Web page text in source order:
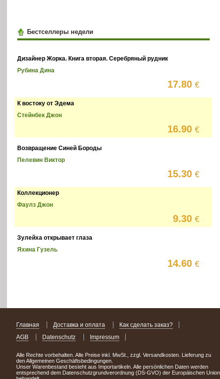
Бестселлеры недели
Дизайнер Жорка. Книга вторая. Серебряный рудник
Рубина Дина
17.80€
К востоку от Эдема
Стейнбек Джон
16.90€
Возвращение Синей Бороды
Пелевин Виктор
15.30€
Коллекционер
Фаулз Джон
9.30€
Зулейха открывает глаза
Яхина Гузель
14.60€
Главная Доставка и оплата
Как сделать заказ?
AGB
Datenschutz Impressum
Alle Rechte vorbehalten. Alle Preise inkl. MwSt., zzgl. Versandkosten. Lieferung zu
den Allgemeinen Geschäftsbedingungen.
Unser Warenbestand besteht aus Importartikeln. Alle persönlichen Daten werden
entsprechend dem Datenschutzgrundverordnung (DS-GVO) der Europäischen Union